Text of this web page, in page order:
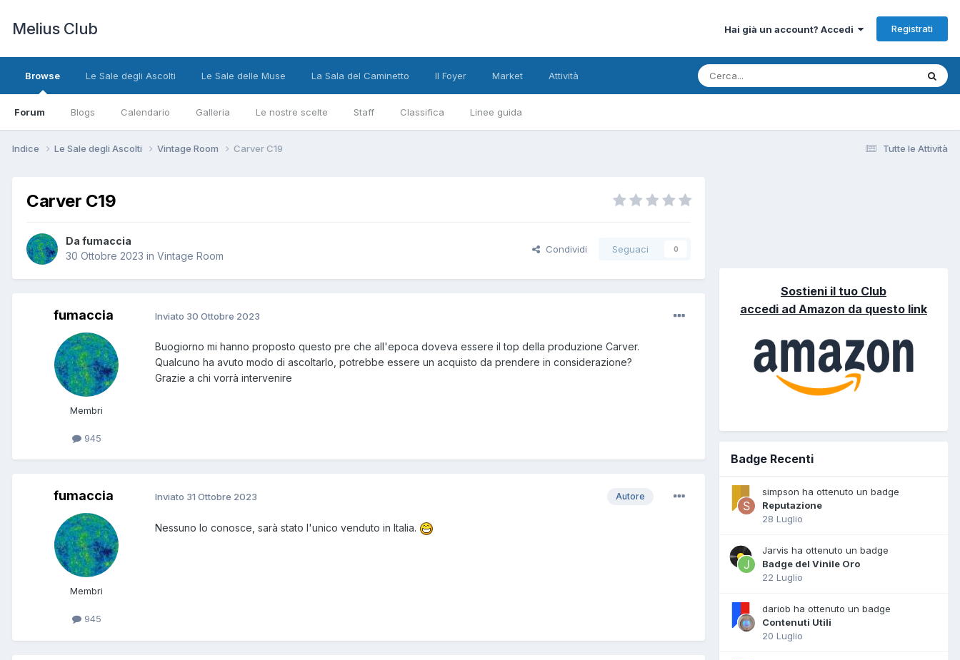
Melius Club Hai già un account? Accedi Registrati
Browse
Forum Blogs Calendario Galleria Le nostre scelte Staff Classifica Linee guida
Le Sale degli Ascolti Le Sale delle Muse La Sala del Caminetto Il Foyer Market Attività
Tutte le Attività
Indice Le Sale degli Ascolti Vintage Room Carver C19
Carver C19
Da fumaccia
30 Ottobre 2023 in Vintage Room
Condividi Seguaci 0
fumaccia
Membri
945
Inviato 30 Ottobre 2023
Buogiorno mi hanno proposto questo pre che all'epoca doveva essere il top della produzione Carver.
Qualcuno ha avuto modo di ascoltarlo, potrebbe essere un acquisto da prendere in considerazione?
Grazie a chi vorrà intervenire
fumaccia
Membri
945
Autore
Inviato 31 Ottobre 2023
Nessuno lo conosce, sarà stato l'unico venduto in Italia.
Sostieni il tuo Club
accedi ad Amazon da questo link
Badge Recenti
simpson ha ottenuto un badge
Reputazione
28 Luglio
Jarvis ha ottenuto un badge
Badge del Vinile Oro
22 Luglio
dariob ha ottenuto un badge
Contenuti Utili
20 Luglio